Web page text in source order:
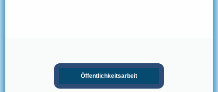
Öffentlichkeitsarbeit